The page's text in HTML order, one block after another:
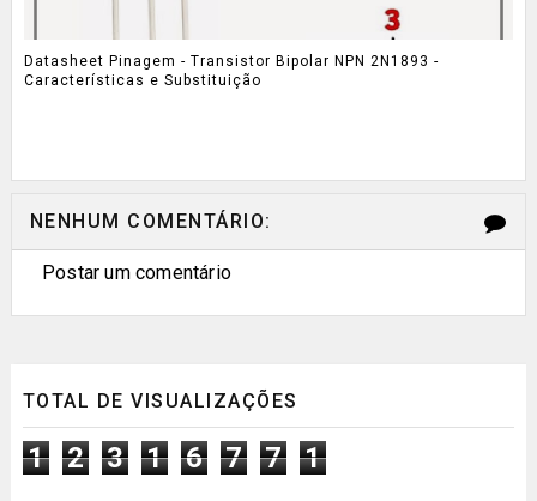
Datasheet Pinagem - Transistor Bipolar NPN 2N1893 -
Características e Substituição
NENHUM COMENTÁRIO:
Postar um comentário
TOTAL DE VISUALIZAÇÕES
1 2 3 1 6 7 7 1